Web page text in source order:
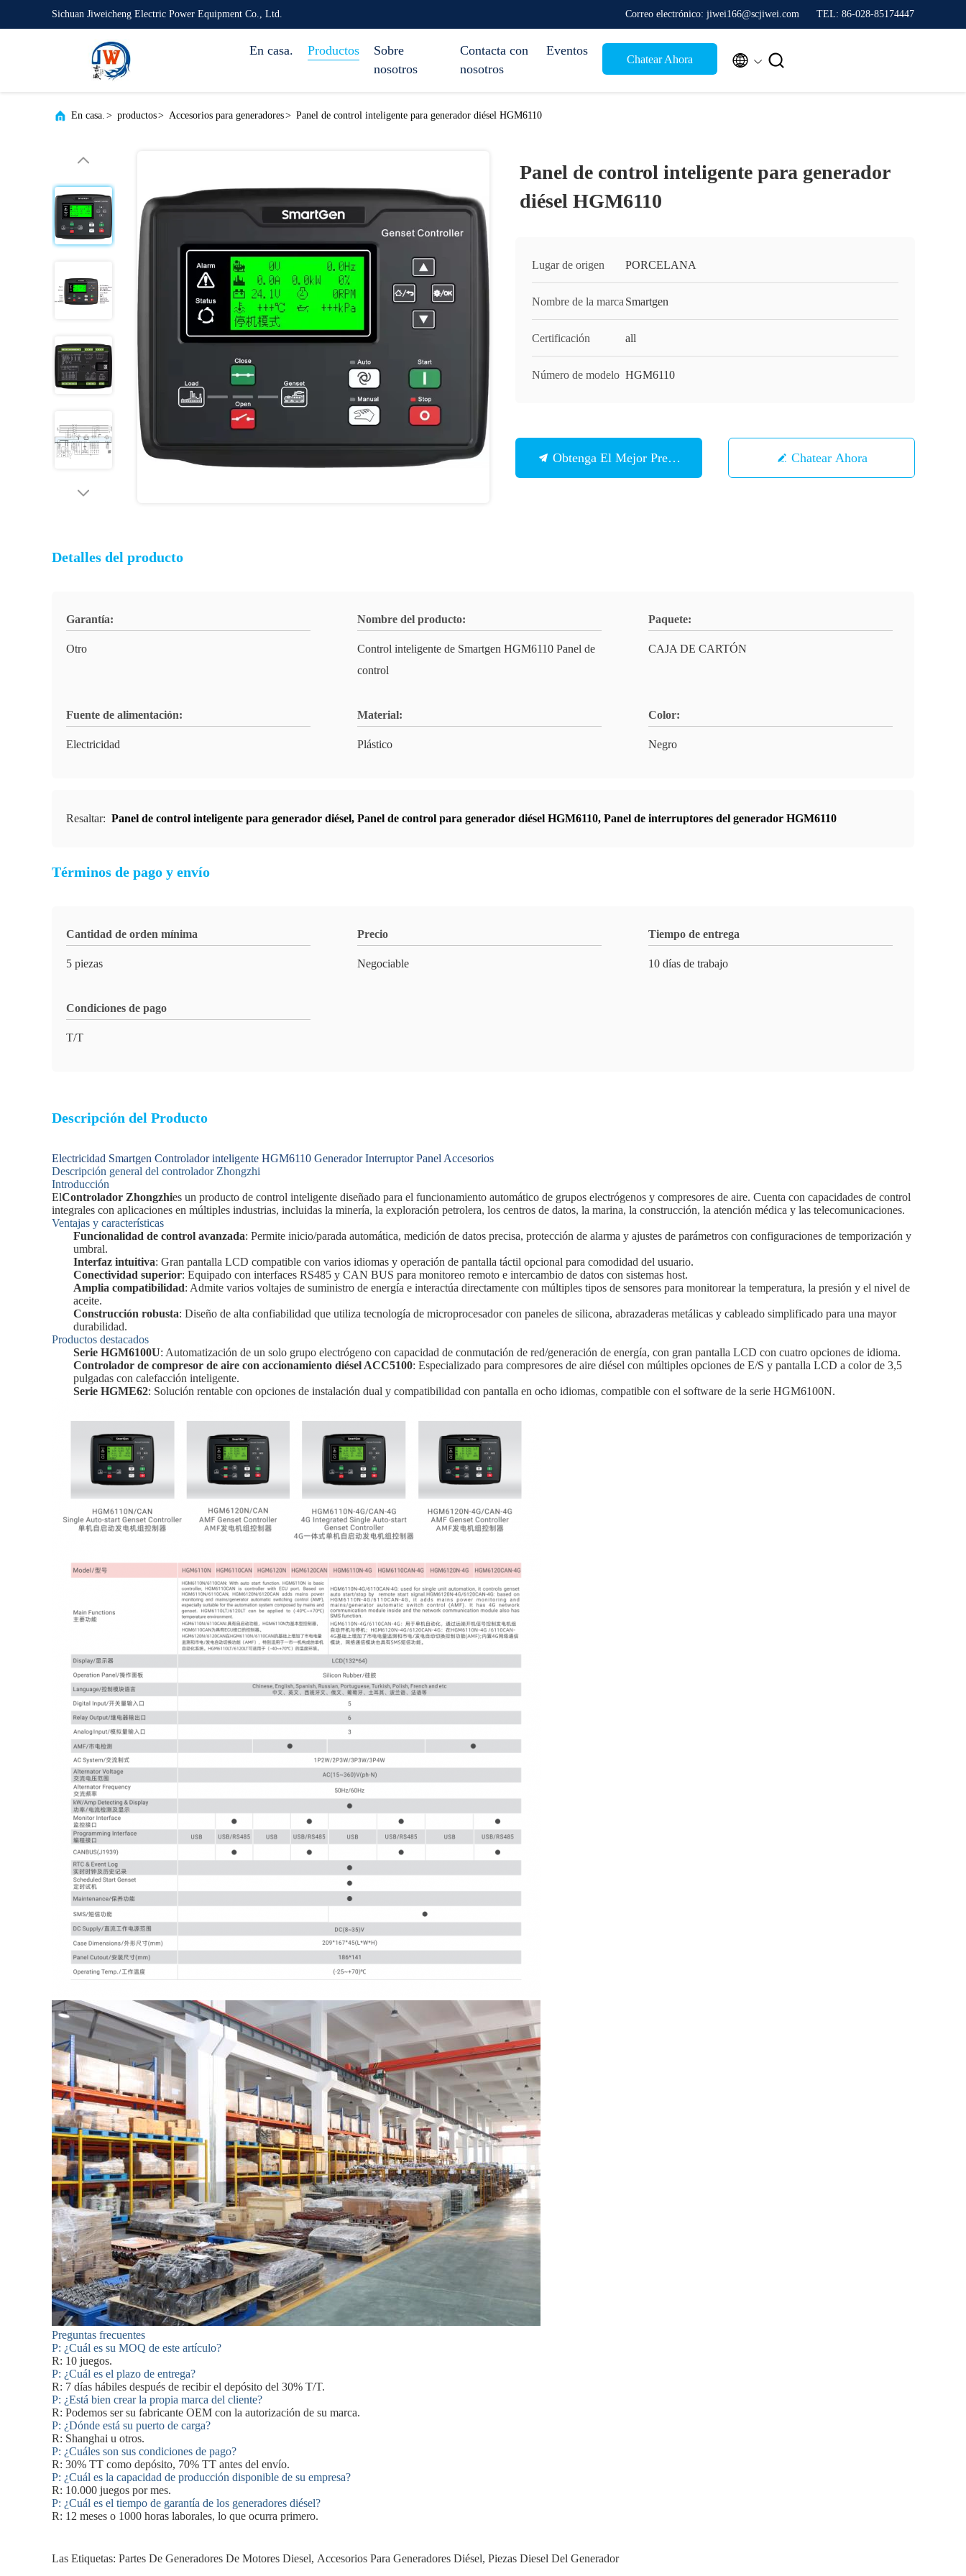
Sichuan Jiweicheng Electric Power Equipment Co., Ltd. Correo electrónico: jiwei166@scjiwei.com TEL: 86-028-85174447
En casa. Productos
Sobre
nosotros
Contacta con
nosotros
Eventos
Chatear Ahora  
En casa. > productos> Accesorios para generadores> Panel de control inteligente para generador diésel HGM6110
Panel de control inteligente para generador
diésel HGM6110
Lugar de origen PORCELANA
Nombre de la marca Smartgen
Certificación all
Número de modelo HGM6110
Obtenga El Mejor Precio Chatear Ahora
Detalles del producto
Garantía:
Otro
Nombre del producto:
Control inteligente de Smartgen HGM6110 Panel de
control
Paquete:
CAJA DE CARTÓN
Fuente de alimentación:
Electricidad
Material:
Plástico
Color:
Negro
Resaltar: Panel de control inteligente para generador diésel, Panel de control para generador diésel HGM6110, Panel de interruptores del generador HGM6110
Términos de pago y envío
Cantidad de orden mínima
5 piezas
Precio
Negociable
Tiempo de entrega
10 días de trabajo
Condiciones de pago
T/T
Descripción del Producto
Electricidad Smartgen Controlador inteligente HGM6110 Generador Interruptor Panel Accesorios
Descripción general del controlador Zhongzhi
Introducción
ElControlador Zhongzhies un producto de control inteligente diseñado para el funcionamiento automático de grupos electrógenos y compresores de aire. Cuenta con capacidades de control
integrales con aplicaciones en múltiples industrias, incluidas la minería, la exploración petrolera, los centros de datos, la marina, la construcción, la atención médica y las telecomunicaciones.
Ventajas y características
Funcionalidad de control avanzada: Permite inicio/parada automática, medición de datos precisa, protección de alarma y ajustes de parámetros con configuraciones de temporización y
umbral.
Interfaz intuitiva: Gran pantalla LCD compatible con varios idiomas y operación de pantalla táctil opcional para comodidad del usuario.
Conectividad superior: Equipado con interfaces RS485 y CAN BUS para monitoreo remoto e intercambio de datos con sistemas host.
Amplia compatibilidad: Admite varios voltajes de suministro de energía e interactúa directamente con múltiples tipos de sensores para monitorear la temperatura, la presión y el nivel de
aceite.
Construcción robusta: Diseño de alta confiabilidad que utiliza tecnología de microprocesador con paneles de silicona, abrazaderas metálicas y cableado simplificado para una mayor
durabilidad.
Productos destacados
Serie HGM6100U: Automatización de un solo grupo electrógeno con capacidad de conmutación de red/generación de energía, con gran pantalla LCD con cuatro opciones de idioma.
Controlador de compresor de aire con accionamiento diésel ACC5100: Especializado para compresores de aire diésel con múltiples opciones de E/S y pantalla LCD a color de 3,5
pulgadas con calefacción inteligente.
Serie HGME62: Solución rentable con opciones de instalación dual y compatibilidad con pantalla en ocho idiomas, compatible con el software de la serie HGM6100N.
Preguntas frecuentes
P: ¿Cuál es su MOQ de este artículo?
R: 10 juegos.
P: ¿Cuál es el plazo de entrega?
R: 7 días hábiles después de recibir el depósito del 30% T/T.
P: ¿Está bien crear la propia marca del cliente?
R: Podemos ser su fabricante OEM con la autorización de su marca.
P: ¿Dónde está su puerto de carga?
R: Shanghai u otros.
P: ¿Cuáles son sus condiciones de pago?
R: 30% TT como depósito, 70% TT antes del envío.
P: ¿Cuál es la capacidad de producción disponible de su empresa?
R: 10.000 juegos por mes.
P: ¿Cuál es el tiempo de garantía de los generadores diésel?
R: 12 meses o 1000 horas laborales, lo que ocurra primero.
Las Etiquetas: Partes De Generadores De Motores Diesel, Accesorios Para Generadores Diésel, Piezas Diesel Del Generador